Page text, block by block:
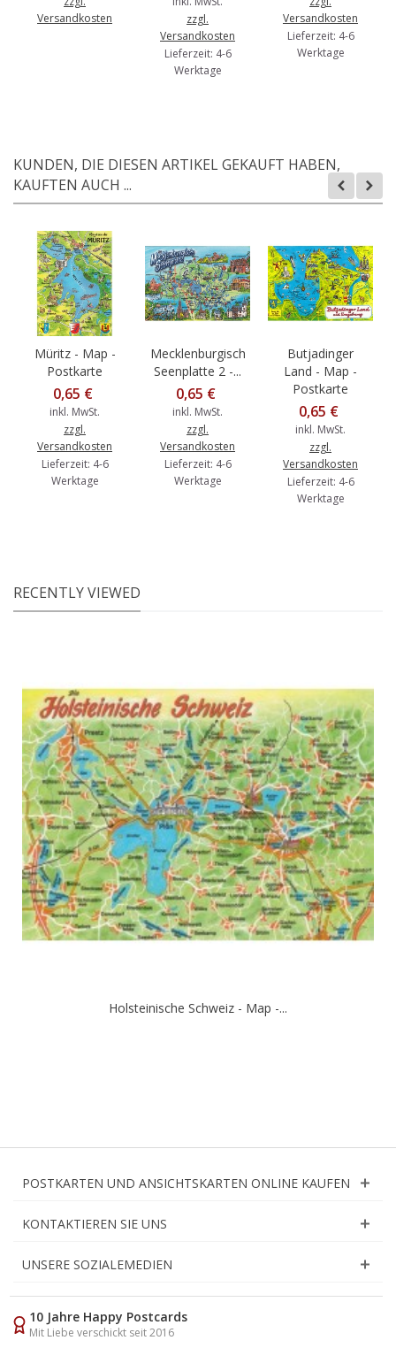
Versandkosten
zzgl.
Versandkosten
Lieferzeit: 4-6
Werktage
Versandkosten
Lieferzeit: 4-6
Werktage
KUNDEN, DIE DIESEN ARTIKEL GEKAUFT HABEN,
KAUFTEN AUCH ...
Müritz - Map -
Postkarte
0,65 €
inkl. MwSt.
zzgl.
Versandkosten
Lieferzeit: 4-6
Werktage
Mecklenburgische
Seenplatte 2 -...
0,65 €
inkl. MwSt.
zzgl.
Versandkosten
Lieferzeit: 4-6
Werktage
Butjadinger
Land - Map -
Postkarte
0,65 €
inkl. MwSt.
zzgl.
Versandkosten
Lieferzeit: 4-6
Werktage
RECENTLY VIEWED
Holsteinische Schweiz - Map -...
POSTKARTEN UND ANSICHTSKARTEN ONLINE KAUFEN
KONTAKTIEREN SIE UNS
UNSERE SOZIALEMEDIEN
10 Jahre Happy Postcards
Mit Liebe verschickt seit 2016